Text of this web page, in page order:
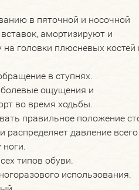
в пяточной и носочной
амортизируют и
головки плюсневых костей
в ступнях.
ощущения и
во время ходьбы.
правильное положение
распределяет давление всего
типов обуви.
использования.